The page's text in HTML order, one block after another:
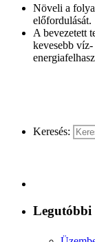
Növeli a
előfordulását.
A bevezetett
kevesebb víz-
Keresés:
Legutóbbi